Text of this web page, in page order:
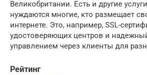
Великобритании. Есть и другие
нуждаются многие, кто размещает
интернете. Это, например, SSL-
удостоверяющих центров и
управлением через клиенты для
Рейтинг